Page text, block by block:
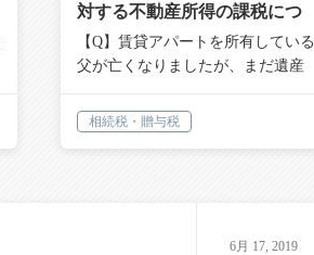
対する不動産所得の課税につ
いて
【Q】賃貸アパートを所有している
父が亡くなりましたが、まだ遺産
相続税・贈与税
6月 17, 2019